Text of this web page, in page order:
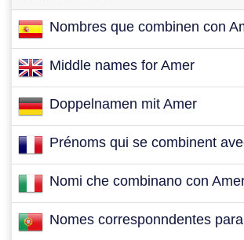
Nombres que combinen con
Middle names for Amer
Doppelnamen mit Amer
Prénoms qui se combinent
Nomi che combinano con
Nomes corresponndentes